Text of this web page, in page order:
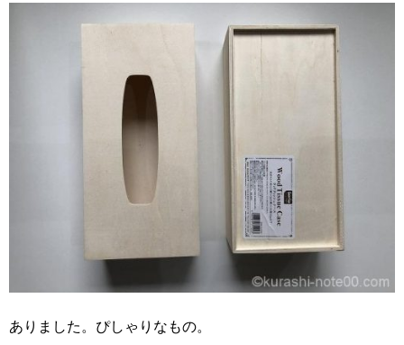
ありました。ぴしゃりなもの。